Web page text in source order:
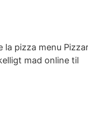
la pizza menu
mad online til